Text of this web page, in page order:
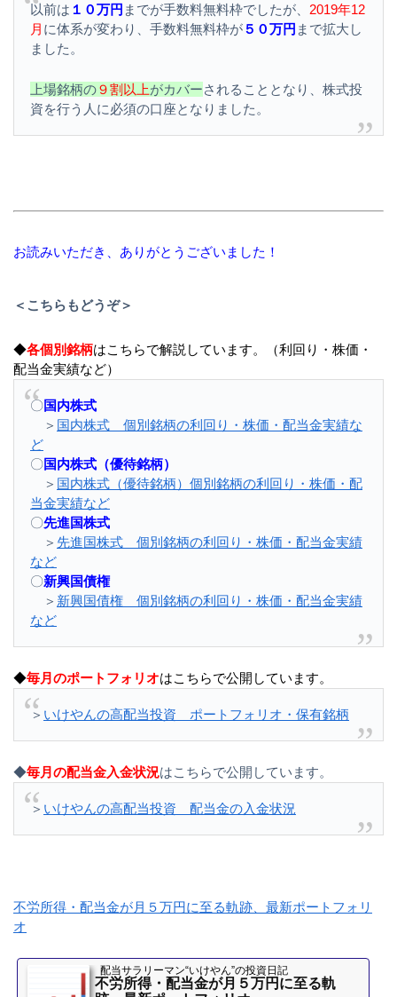
以前は １０万円 までが手数料無料枠でしたが、 2019年12
月 に体系が変わり、手数料無料枠が５０万円 まで拡大し
ました。
上場銘柄の９割以上がカバーされることとなり、株式投
資を行う人に必須の口座となりました。
お読みいただき、ありがとうございました！
＜こちらもどうぞ＞
◆各個別銘柄はこちらで解説しています。（利回り・株価・
配当金実績など）
〇国内株式
＞ 国内株式 個別銘柄の利回り・株価・配当金実績な
ど
〇国内株式（優待銘柄）
＞ 国内株式（優待銘柄）個別銘柄の利回り・株価・配
当金実績など
〇先進国株式
＞ 先進国株式 個別銘柄の利回り・株価・配当金実績
など
〇新興国債権
＞ 新興国債権 個別銘柄の利回り・株価・配当金実績
など
◆毎月のポートフォリオはこちらで公開しています。
＞ いけやんの高配当投資 ポートフォリオ・保有銘柄
◆毎月の配当金入金状況はこちらで公開しています。
＞ いけやんの高配当投資 配当金の入金状況
不労所得・配当金が月５万円に至る軌跡、最新ポートフォリ
オ
配当サラリーマン“いけやん”の投資日記 ​
不労所得・配当金が月５万円に至る軌